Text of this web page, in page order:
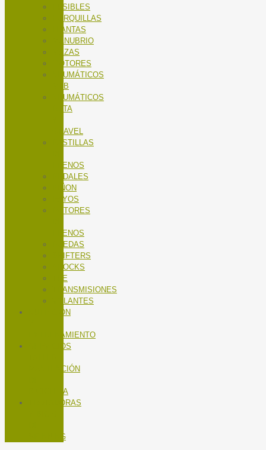
FUSIBLES
HORQUILLAS
LLANTAS
MANUBRIO
MAZAS
MOTORES
NEUMÁTICOS
MTB
NEUMÁTICOS
RUTA
GRAVEL
PASTILLAS
FRENOS
PEDALES
PIÑON
RAYOS
ROTORES
FRENOS
RUEDAS
SHIFTERS
SHOCKS
TEE
TRANSMISIONES
VOLANTES
NUTRICIÓN
ENTRENAMIENTO
SERVICIOS
MANTENCIÓN
BICICLETA
TROTADORAS
SPINNING